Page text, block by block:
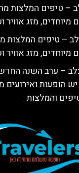
– טיפים המלצות
מיוחדים, מזג אוויר
– טיפים
מיוחדים, מזג אוויר
– ערב השנה
הופעות ואירועים
והמלצות